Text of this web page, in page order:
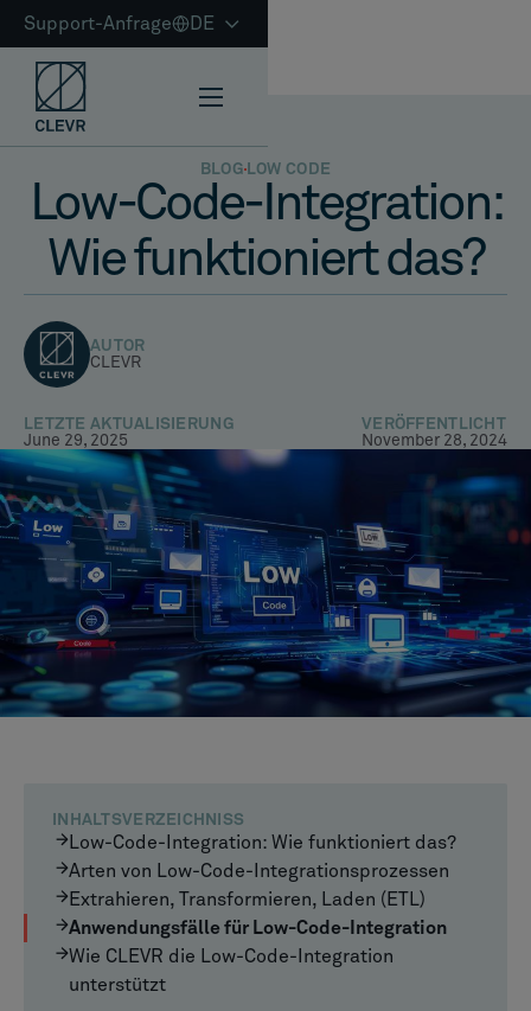
Support-Anfrage DE
BLOG LOW CODE
Low-Code-Integration:
Wie funktioniert das?
AUTOR
CLEVR
LETZTE AKTUALISIERUNG
June 29, 2025
VERÖFFENTLICHT
November 28, 2024
INHALTSVERZEICHNISS
Low-Code-Integration: Wie funktioniert das?
Arten von Low-Code-Integrationsprozessen
Extrahieren, Transformieren, Laden (ETL)
Anwendungsfälle für Low-Code-Integration
Wie CLEVR die Low-Code-Integration
unterstützt